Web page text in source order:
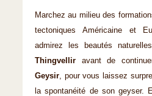
Marchez au milieu des
tectoniques Américaine et
admirez les beautés
Thingvellir avant de
Geysir, pour vous laissez
la spontanéité de son geyser.